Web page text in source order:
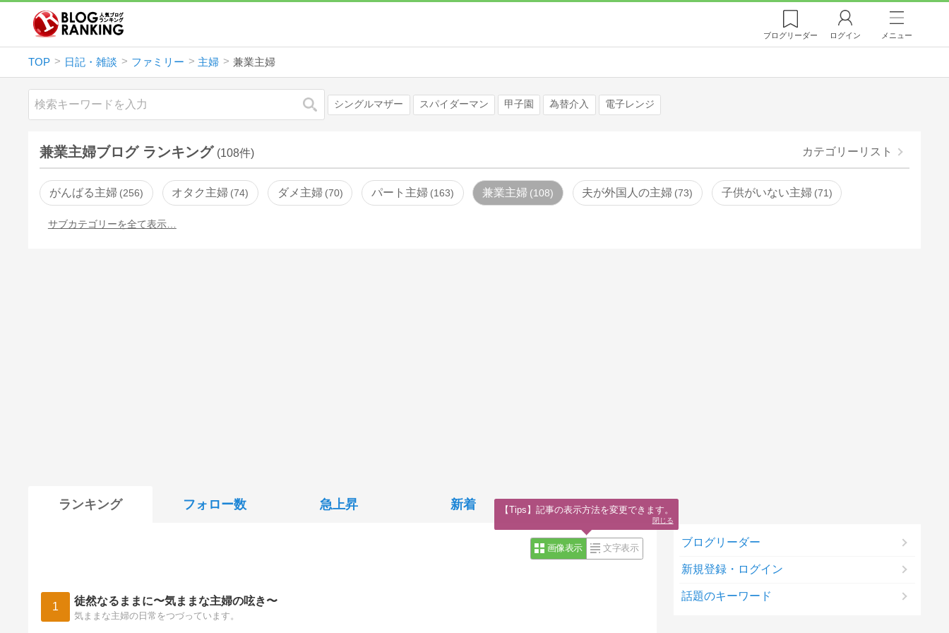
ブログリーダー ログイン メニュー
TOP 日記・雑談 ファミリー 主婦 兼業主婦
検索 シングルマザー スパイダーマン 甲子園 為替介入 電子レンジ
兼業主婦ブログ ランキング (108件) カテゴリーリスト
がんばる主婦 256 オタク主婦 74 ダメ主婦 70 パート主婦 163 兼業主婦 108 夫が外国人の主婦 73 子供がいない主婦 71
サブカテゴリーを全て表示…
ランキング フォロー数 急上昇 新着
画像表示 文字表示
1 徒然なるままに〜気ままな主婦の呟き〜
気ままな主婦の日常をつづっています。
ブログリーダー
新規登録・ログイン
話題のキーワード
【Tips】記事の表示方法を変更できます。
閉じる